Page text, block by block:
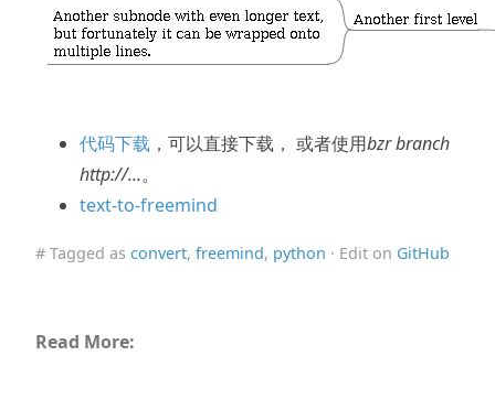
代码下载 ，可以直接下载， 或者使用bzr branch
http://...。
text-to-freemind
# Tagged as convert, freemind, python · Edit on GitHub
Read More: